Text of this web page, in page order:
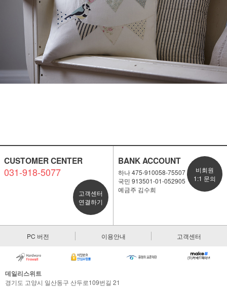
CUSTOMER CENTER
031-918-5077
고객센터
연결하기
BANK ACCOUNT
하나 475-910058-75507
국민 913501-01-052905
예금주 김수희
비회원
1:1 문의
PC 버전 이용안내 고객센터
데일리스위트
경기도 고양시 일산동구 산두로109번길 21